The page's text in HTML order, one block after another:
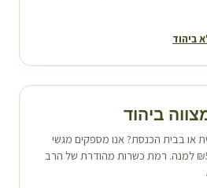
ביהוד
ביהוד
או בבית הכנסת? אנו מספקים מגשי
אוכל בשרי חם ושופע ב-₪58 למנה. רמת כשרות מהודרת של הרב